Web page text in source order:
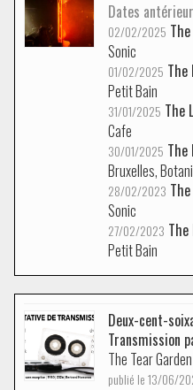
Dates
02/02/2025
Sonic
01/02/2025 The
Petit Bain
31/01/2025 The
Cafe
30/01/2025 The
Bruxelles,
28/02/2023
Sonic
27/02/2023
Petit Bain
Deux-cent-
Transmission
The Tear
publié le 13/06/